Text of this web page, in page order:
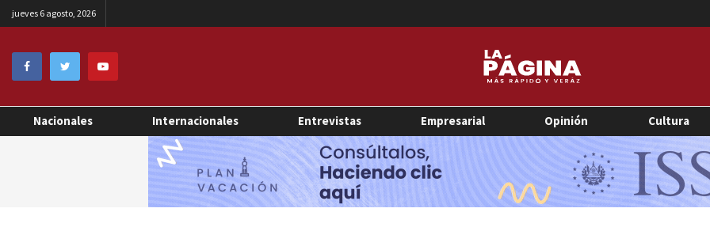
jueves 6 agosto, 2026
Nacionales Internacionales Entrevistas Empresarial Opinión Cultura